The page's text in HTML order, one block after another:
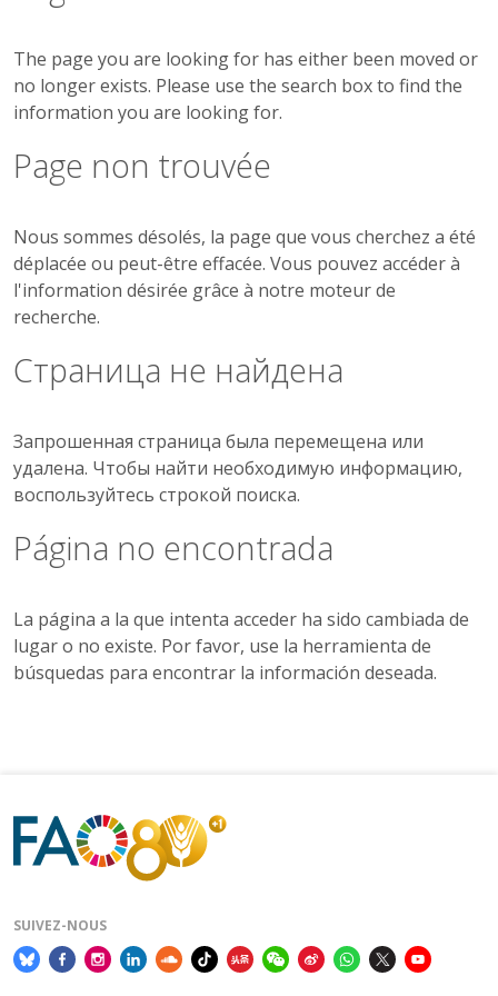
The page you are looking for has either been moved or
no longer exists. Please use the search box to find the
information you are looking for.
Page non trouvée
Nous sommes désolés, la page que vous cherchez a été
déplacée ou peut-être effacée. Vous pouvez accéder à
l'information désirée grâce à notre moteur de
recherche.
Страница не найдена
Запрошенная страница была перемещена или
удалена. Чтобы найти необходимую информацию,
воспользуйтесь строкой поиска.
Página no encontrada
La página a la que intenta acceder ha sido cambiada de
lugar o no existe. Por favor, use la herramienta de
búsquedas para encontrar la información deseada.
SUIVEZ-NOUS